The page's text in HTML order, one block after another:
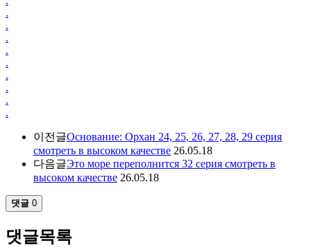
.
.
.
.
.
.
.
.
.
이전글Основание: Орхан 24, 25, 26, 27, 28, 29 серия
смотреть в высоком качестве 26.05.18
다음글Это море переполнится 32 серия смотреть в
высоком качестве 26.05.18
댓글 0
댓글목록